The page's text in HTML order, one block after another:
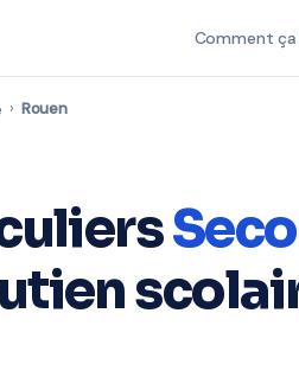
Comment
› Rouen